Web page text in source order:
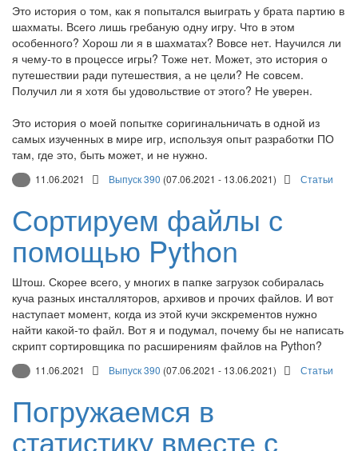
Это история о том, как я попытался выиграть у брата партию в
шахматы. Всего лишь гребаную одну игру. Что в этом
особенного? Хорош ли я в шахматах? Вовсе нет. Научился ли
я чему-то в процессе игры? Тоже нет. Может, это история о
путешествии ради путешествия, а не цели? Не совсем.
Получил ли я хотя бы удовольствие от этого? Не уверен.
Это история о моей попытке соригинальничать в одной из
самых изученных в мире игр, используя опыт разработки ПО
там, где это, быть может, и не нужно.
11.06.2021 Выпуск 390 (07.06.2021 - 13.06.2021) Статьи
Сортируем файлы с
помощью Python
Штош. Скорее всего, у многих в папке загрузок собиралась
куча разных инсталляторов, архивов и прочих файлов. И вот
наступает момент, когда из этой кучи экскрементов нужно
найти какой-то файл. Вот я и подумал, почему бы не написать
скрипт сортировщика по расширениям файлов на Python?
11.06.2021 Выпуск 390 (07.06.2021 - 13.06.2021) Статьи
Погружаемся в
статистику вместе с